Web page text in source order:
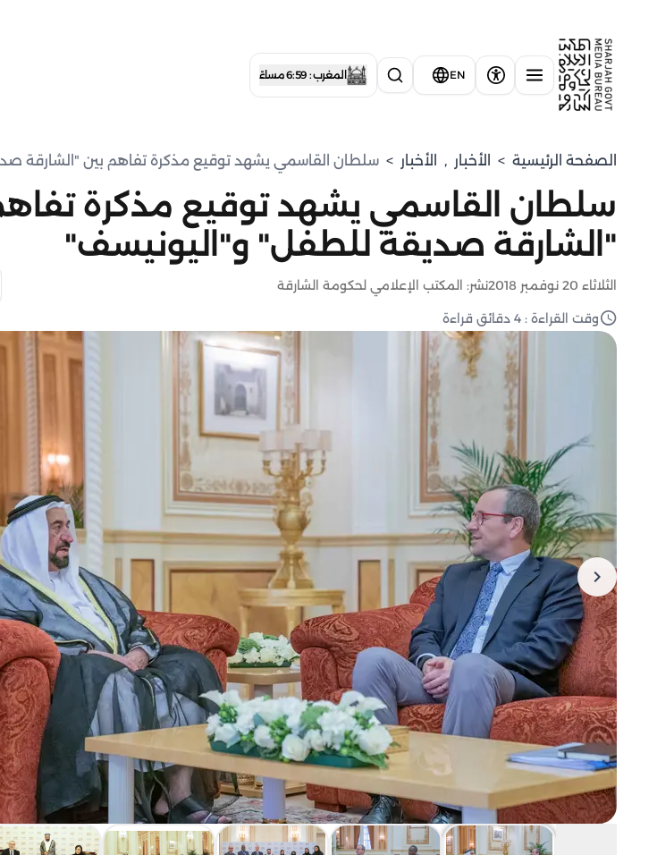
EN المغرب : 6:59 مساءً
الصفحة الرئيسية > الأخبار , الأخبار > سلطان القاسمي يشهد توقيع مذكرة تفاهم بين "الشارقة
سلطان القاسمي يشهد توقيع مذكرة
"الشارقة صديقة للطفل" و"اليونيسف"
الثلاثاء 20 نوفمبر 2018 نشر: المكتب الإعلامي لحكومة الشارقة
وقت القراءة : 4 دقائق قراءة